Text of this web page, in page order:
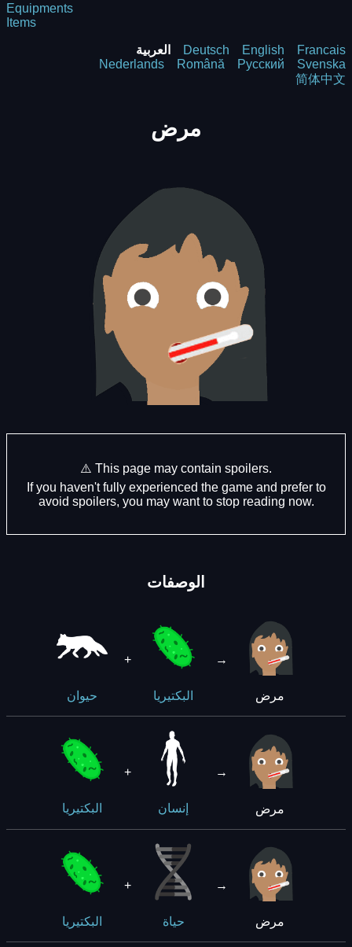
Equipments
Items
العربية Deutsch English
Francais
Nederlands
Română Русский
Svenska
简体中文
مرض
⚠️ This page may contain spoilers.
If you haven't fully experienced the game and prefer to
avoid spoilers, you may want to stop reading now.
الوصفات
حيوان
+
البكتيريا
→
مرض
البكتيريا
+
إنسان
→
مرض
البكتيريا
+
حياة
→
مرض